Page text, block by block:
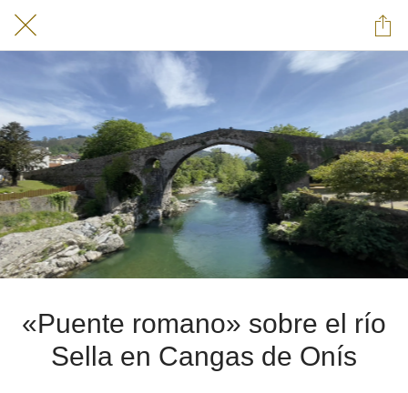
«Puente romano» sobre el río
Sella en Cangas de Onís